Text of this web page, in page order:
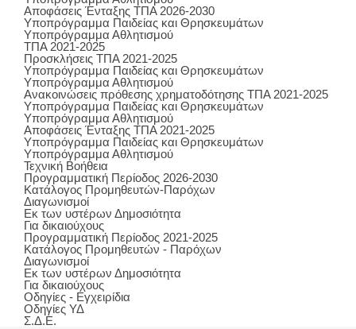
Αποφάσεις Ένταξης ΤΠΑ 2026-2030
Υποπρόγραμμα Παιδείας και Θρησκευμάτων
Υποπρόγραμμα Αθλητισμού
ΤΠΑ 2021-2025
Προσκλήσεις ΤΠΑ 2021-2025
Υποπρόγραμμα Παιδείας και Θρησκευμάτων
Υποπρόγραμμα Αθλητισμού
Ανακοινώσεις πρόθεσης χρηματοδότησης ΤΠΑ 2021-2025
Υποπρόγραμμα Παιδείας και Θρησκευμάτων
Υποπρόγραμμα Αθλητισμού
Αποφάσεις Ένταξης ΤΠΑ 2021-2025
Υποπρόγραμμα Παιδείας και Θρησκευμάτων
Υποπρόγραμμα Αθλητισμού
Τεχνική Βοήθεια
Προγραμματική Περίοδος 2026-2030
Κατάλογος Προμηθευτών-Παρόχων
Διαγωνισμοί
Εκ των υστέρων Δημοσιότητα
Για δικαιούχους
Προγραμματική Περίοδος 2021-2025
Κατάλογος Προμηθευτών - Παρόχων
Διαγωνισμοί
Εκ των υστέρων Δημοσιότητα
Για δικαιούχους
Οδηγίες - Εγχειρίδια
Οδηγίες ΥΔ
Σ.Δ.Ε.